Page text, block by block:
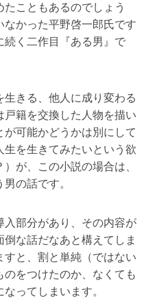
こともあるのでしょう
かった平野啓一郎氏です
続く二作目『ある男』で
きる、他人に成り変わる
戸籍を交換した人物を描い
可能かどうかは別にして
生を生きてみたいという欲
が、この小説の場合は、
の話です。
入部分があり、その内容が
な話だなあと構えてしま
と、割と単純（ではない
をつけたのか、なくても
ってしまいます。